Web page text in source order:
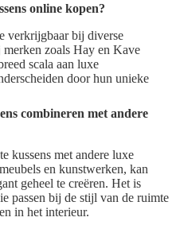
online kopen?
verkrijgbaar bij diverse
zoals Hay en Kave
scala aan luxe
door hun unieke
combineren met andere
kussens met andere luxe
en kunstwerken, kan
geheel te creëren. Het is
passen bij de stijl van de ruimte
in het interieur.